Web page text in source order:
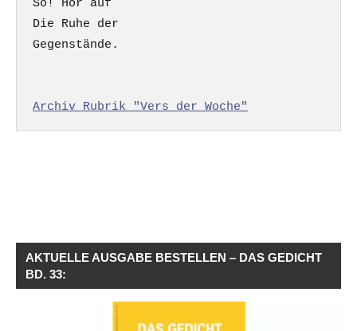
So! Hör auf
Die Ruhe der
Gegenstände.
Archiv Rubrik "Vers der Woche"
AKTUELLE AUSGABE BESTELLEN – DAS GEDICHT
BD. 33: